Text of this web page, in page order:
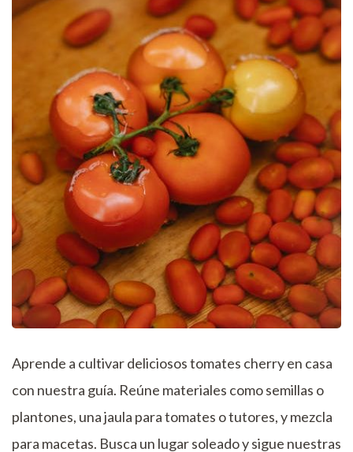
Aprende a cultivar deliciosos tomates cherry en casa
con nuestra guía. Reúne materiales como semillas o
plantones, una jaula para tomates o tutores, y mezcla
para macetas. Busca un lugar soleado y sigue nuestras